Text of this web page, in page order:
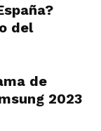
del
de
2023